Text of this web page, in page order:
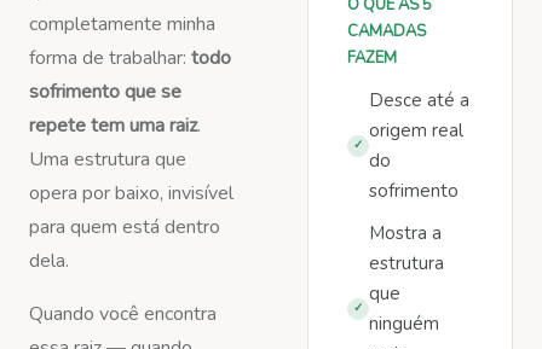
completamente minha
forma de trabalhar: todo
sofrimento que se
repete tem uma raiz.
Uma estrutura que
opera por baixo, invisível
para quem está dentro
dela.
Quando você encontra
O QUE AS 5
CAMADAS
FAZEM
✓
Desce até a
origem real
do
sofrimento
✓
Mostra a
estrutura
que
ninguém